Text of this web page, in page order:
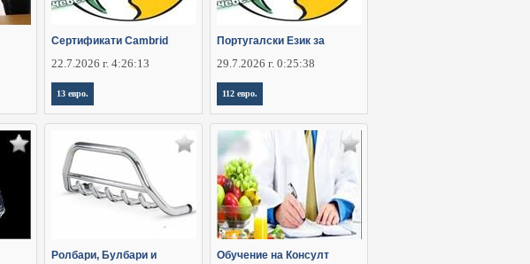
Сертификати Cambrid
22.7.2026 г. 4:26:13
13 евро.
Португалски Език за
29.7.2026 г. 0:25:38
112 евро.
Ролбари, Булбари и Обучение на Консулт